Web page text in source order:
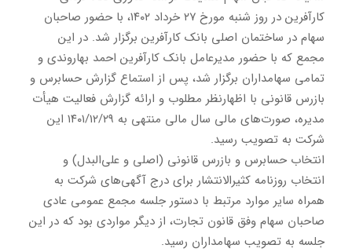
کارآفرین در روز شنبه مورخ ۲۷ خرداد ۱۴۰۲، با حضور صاحبان
سهام در ساختمان اصلی بانک کارآفرین برگزار شد. در این
مجمع که با حضور مدیرعامل بانک کارآفرین احمد بهاروندی و
تمامی سهامداران برگزار شد، پس از استماع گزارش حسابرس و
بازرس قانونی با اظهارنظر مطلوب و ارائه گزارش فعالیت هیأت
مدیره، صورت‌های مالی سال مالی منتهی به ۱۴۰۱/۱۲/۲۹ این
شرکت به تصویب رسید.
انتخاب حسابرس و بازرس قانونی (اصلی و علی‌البدل) و
انتخاب روزنامه کثیرالانتشار برای درج آگهی‌های شرکت به
همراه سایر موارد مرتبط با دستور جلسه مجمع عمومی عادی
صاحبان سهام وفق قانون تجارت، از دیگر مواردی بود که در این
جلسه به تصویب سهامداران رسید.